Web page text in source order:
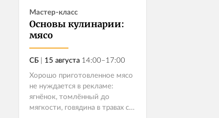
Мастер-класс
Основы кулинарии:
мясо
СБ | 15 августа 14:00–17:00
Хорошо приготовленное мясо
не нуждается в рекламе:
ягнёнок, томлённый до
мягкости, говядина в травах с